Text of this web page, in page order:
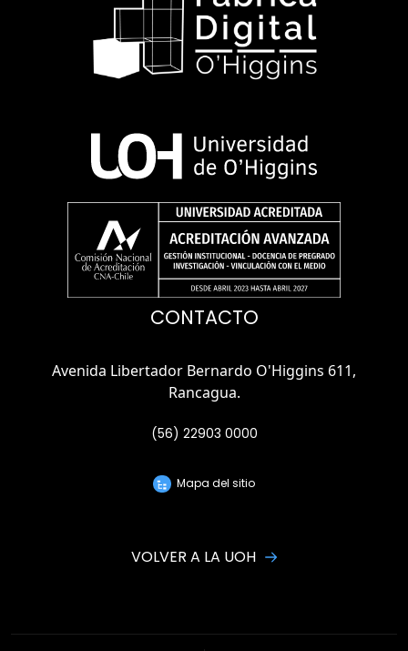
CONTACTO
Avenida Libertador Bernardo O'Higgins 611,
Rancagua.
(56) 22903 0000
Mapa del sitio
VOLVER A LA UOH